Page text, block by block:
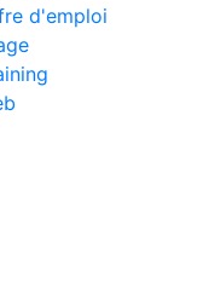
d'emploi